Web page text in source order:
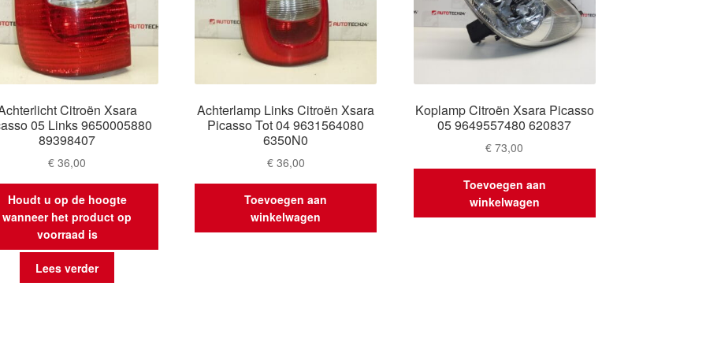
Citroën Xsara
05 Links 9650005880
89398407
€ 36,00
Houdt u op de hoogte
wanneer het product op
voorraad is
Lees verder
Achterlamp Links Citroën Xsara
Picasso Tot 04 9631564080
6350N0
€36,00
Toevoegen aan
winkelwagen
Koplamp Citroën Xsara Picasso
05 9649557480 620837
€ 73,00
Toevoegen aan
winkelwagen